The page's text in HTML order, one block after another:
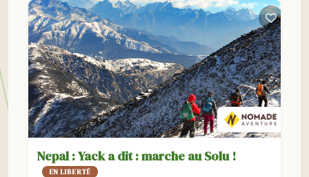
Nepal : Yack a dit : marche au Solu !
EN LIBERTÉ